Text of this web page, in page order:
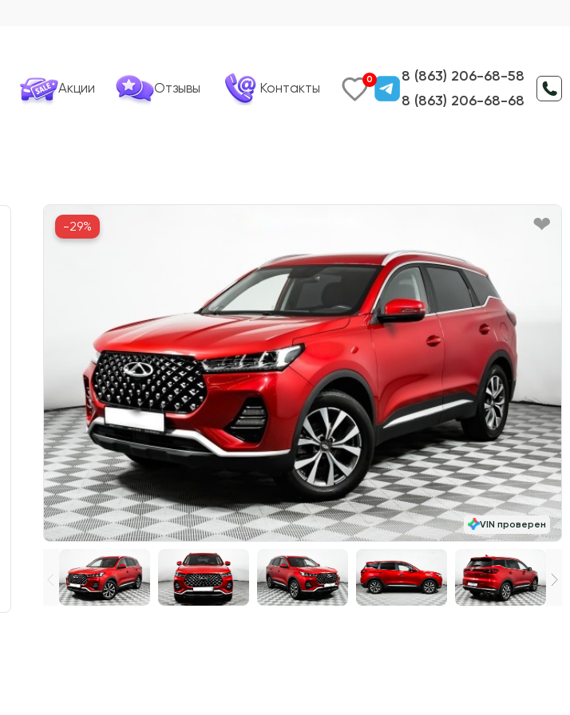
Акции Отзывы Контакты
0
8 (863) 206-68-58
8 (863) 206-68-68
VIN проверен
-29%